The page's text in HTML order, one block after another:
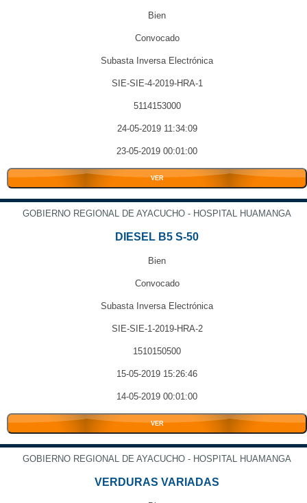
Bien
Convocado
Subasta Inversa Electrónica
SIE-SIE-4-2019-HRA-1
5114153000
24-05-2019 11:34:09
23-05-2019 00:01:00
VER
GOBIERNO REGIONAL DE AYACUCHO - HOSPITAL HUAMANGA
DIESEL B5 S-50
Bien
Convocado
Subasta Inversa Electrónica
SIE-SIE-1-2019-HRA-2
1510150500
15-05-2019 15:26:46
14-05-2019 00:01:00
VER
GOBIERNO REGIONAL DE AYACUCHO - HOSPITAL HUAMANGA
VERDURAS VARIADAS